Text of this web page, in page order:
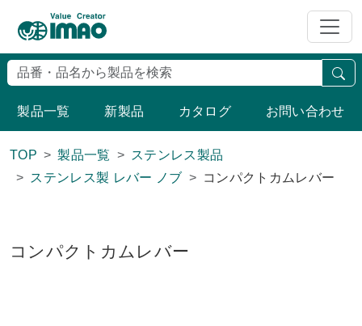
製品一覧 新製品 カタログ お問い合わせ
TOP 製品一覧
ステンレス製品
ステンレス製 レバー ノブ
コンパクトカムレバー
コンパクトカムレバー